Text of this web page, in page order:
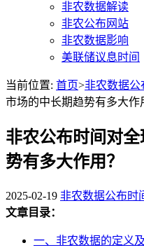
非农数据解读
非农公布网站
非农数据影响
美联储议息时间
当前位置: 首页>非农数据公
市场的中长期趋势有多大作
非农公布时间对
势有多大作用？
2025-02-19 非农数据公布时
文章目录：
一、非农数据的定义